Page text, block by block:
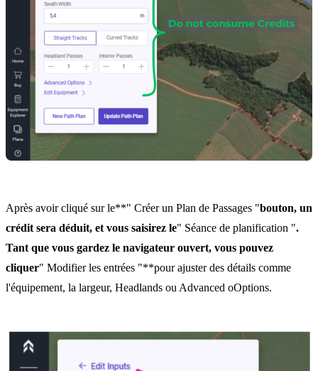
Après avoir cliqué sur le**" Créer un Plan de Passages "bouton, un
crédit sera déduit, et vous saisirez le" Séance de planification ".
Tant que vous gardez le navigateur ouvert, vous pouvez
cliquer" Modifier les entrées "**pour ajuster des détails comme
l'équipement, la largeur, Headlands ou Advanced oOptions.